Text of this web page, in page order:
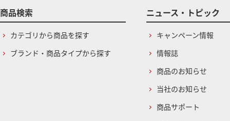
商品検索
カテゴリから商品を探す
ブランド・商品タイプから探す
ニュース・トピック
キャンペーン情報
情報誌
商品のお知らせ
当社のお知らせ
商品サポート